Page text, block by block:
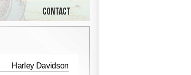
Harley Davidson